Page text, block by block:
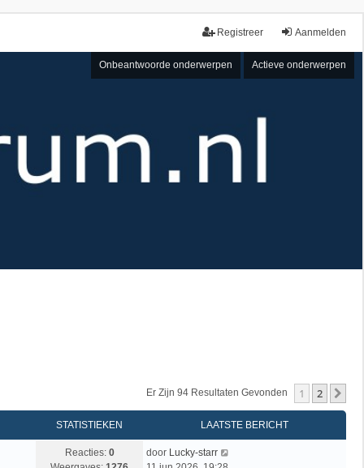
Aanmelden
Registreer
Onbeantwoorde onderwerpen Actieve onderwerpen
Er Zijn 94 Resultaten Gevonden 1 2
STATISTIEKEN LAATSTE BERICHT
Reacties: 0
door Lucky-starr